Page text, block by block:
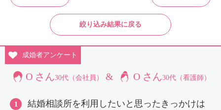
絞り込み結果に戻る
成婚者アンケート
O さん30代（会社員） & O さん30代（看護師）
結婚相談所を利用したいと思ったきっかけは